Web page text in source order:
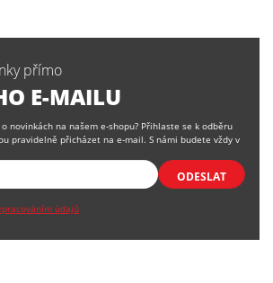
přímo
E-MAILU
novinkách na našem e-shopu? Přihlaste se k odběru
pravidelně přicházet na e-mail. S námi budete vždy v
ODESLAT
údajů